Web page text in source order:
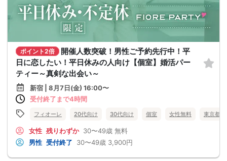
ポイント2倍
開催人数突破！男性ご予約先行中！平
日に恋したい！平日休みの人向け【個室】婚活パー
ティー～真剣な出会い～
新宿 | 8月7日(金) 16:00〜
受付終了まで4時間
フィオーレ 20代向け 30代向け 個室 女性無料 東京都
女性 残りわずか 30〜49歳 無料
男性 受付終了 30〜49歳 3,900円